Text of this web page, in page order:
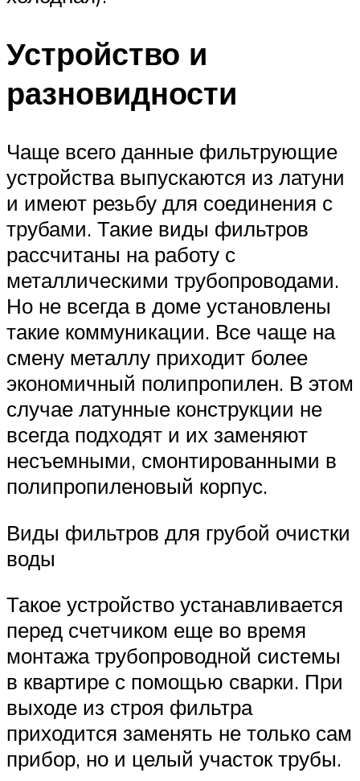
Устройство и
разновидности
Чаще всего данные фильтрующие
устройства выпускаются из латуни
и имеют резьбу для соединения с
трубами. Такие виды фильтров
рассчитаны на работу с
металлическими трубопроводами.
Но не всегда в доме установлены
такие коммуникации. Все чаще на
смену металлу приходит более
экономичный полипропилен. В этом
случае латунные конструкции не
всегда подходят и их заменяют
несъемными, смонтированными в
полипропиленовый корпус.
Виды фильтров для грубой очистки
воды
Такое устройство устанавливается
перед счетчиком еще во время
монтажа трубопроводной системы
в квартире с помощью сварки. При
выходе из строя фильтра
приходится заменять не только сам
прибор, но и целый участок трубы.